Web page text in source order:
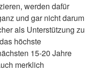
werden dafür
und gar nicht darum
als Unterstützung zu
höchste
15-20 Jahre
merklich